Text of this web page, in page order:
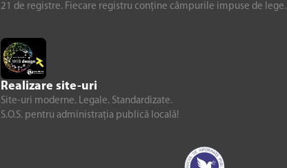
21 de registre. Fiecare registru conține câmpurile impuse de lege.
Realizare site-uri
Site-uri moderne. Legale. Standardizate.
S.O.S. pentru administrația publică locală!